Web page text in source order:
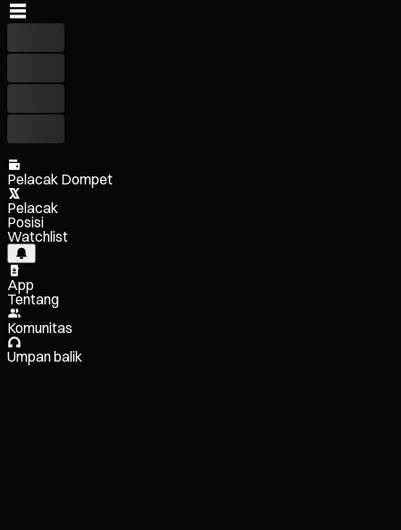
Pelacak Dompet
Pelacak
Posisi
Watchlist
App
Tentang
Komunitas
Umpan balik